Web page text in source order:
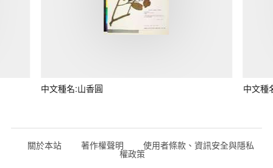
中文種名:山香圓 中文種
關於本站 著作權聲明 使用者條款、資訊安全與隱私
權政策